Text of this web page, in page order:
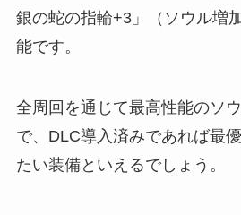
銀の蛇の指輪+3」（ソウル増
能です。
全周回を通じて最高性能のソ
で、DLC導入済みであれば最
たい装備といえるでしょう。